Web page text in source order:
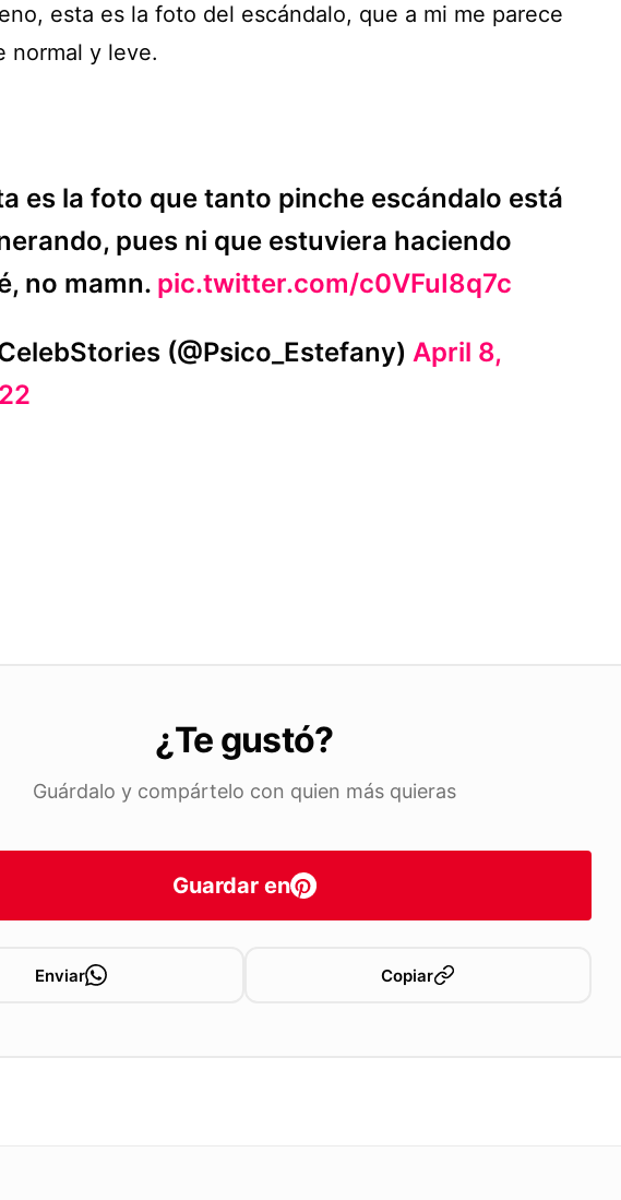
esta es la foto del escándalo, que a mi me parece
normal y leve.
es la foto que tanto pinche escándalo está
pues ni que estuviera haciendo
no mamn. pic.twitter.com/c0VFuI8q7c
(@Psico_Estefany) April 8,
¿Te gustó?
Guárdalo y compártelo con quien más quieras
Guardar en
Enviar Copiar